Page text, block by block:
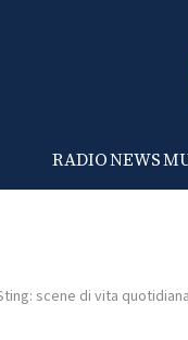
RADIONEWS
scene di vita quotidiana